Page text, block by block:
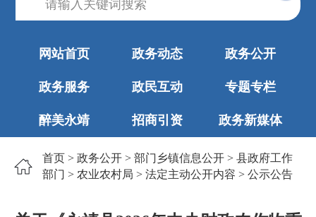
网站首页 政务动态 政务公开
政务服务 政民互动 专题专栏
醉美永靖 招商引资 政务新媒体
首页 > 政务公开 > 部门乡镇信息公开 > 县政府工作
部门 > 农业农村局 > 法定主动公开内容 > 公示公告